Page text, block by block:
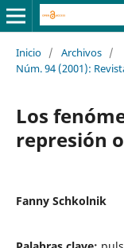
Inicio / Archivos /
Núm. 94 (2001):
Los
represión
Fanny Schkolnik